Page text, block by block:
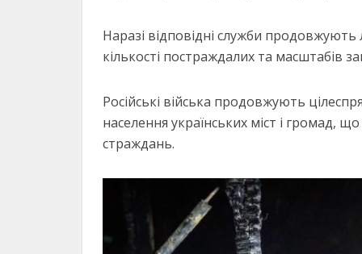
Наразі відповідні служби продовжують
кількості постраждалих та масштабів
Російські війська продовжують
населення українських міст і громад,
страждань.